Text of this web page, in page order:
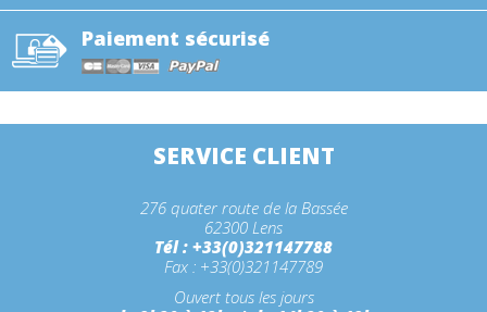
Paiement sécurisé
SERVICE CLIENT
276 quater route de la Bassée
62300 Lens
Tél : +33(0)321147788
Fax : +33(0)321147789
Ouvert tous les jours